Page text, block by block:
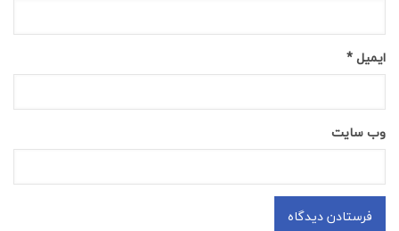
ایمیل*
وب‌ سایت